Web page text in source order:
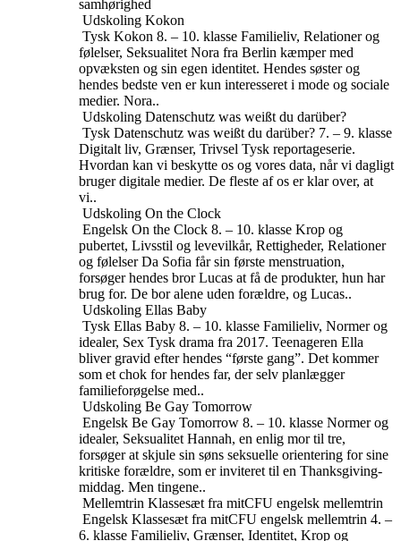
samhørighed
Udskoling Kokon
Tysk Kokon 8. – 10. klasse Familieliv, Relationer og
følelser, Seksualitet Nora fra Berlin kæmper med
opvæksten og sin egen identitet. Hendes søster og
hendes bedste ven er kun interesseret i mode og sociale
medier. Nora..
Udskoling Datenschutz was weißt du darüber?
Tysk Datenschutz was weißt du darüber? 7. – 9. klasse
Digitalt liv, Grænser, Trivsel Tysk reportageserie.
Hvordan kan vi beskytte os og vores data, når vi dagligt
bruger digitale medier. De fleste af os er klar over, at
vi..
Udskoling On the Clock
Engelsk On the Clock 8. – 10. klasse Krop og
pubertet, Livsstil og levevilkår, Rettigheder, Relationer
og følelser Da Sofia får sin første menstruation,
forsøger hendes bror Lucas at få de produkter, hun har
brug for. De bor alene uden forældre, og Lucas..
Udskoling Ellas Baby
Tysk Ellas Baby 8. – 10. klasse Familieliv, Normer og
idealer, Sex Tysk drama fra 2017. Teenageren Ella
bliver gravid efter hendes “første gang”. Det kommer
som et chok for hendes far, der selv planlægger
familieforøgelse med..
Udskoling Be Gay Tomorrow
Engelsk Be Gay Tomorrow 8. – 10. klasse Normer og
idealer, Seksualitet Hannah, en enlig mor til tre,
forsøger at skjule sin søns seksuelle orientering for sine
kritiske forældre, som er inviteret til en Thanksgiving-
middag. Men tingene..
Mellemtrin Klassesæt fra mitCFU engelsk mellemtrin
Engelsk Klassesæt fra mitCFU engelsk mellemtrin 4. –
6. klasse Familieliv, Grænser, Identitet, Krop og